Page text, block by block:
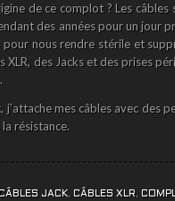
de ce complot ? Les
des années pour un jour
pour nous rendre stérile et
XLR, des Jacks et des prises
j’attache mes câbles avec des
résistance.
CÂBLES JACK, CÂBLES XLR,